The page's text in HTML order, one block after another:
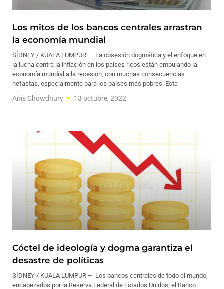
Los mitos de los bancos centrales arrastran
la economía mundial
SÍDNEY / KUALA LUMPUR – La obsesión dogmática y el enfoque en
la lucha contra la inflación en los países ricos están empujando la
economía mundial a la recesión, con muchas consecuencias
nefastas, especialmente para los países más pobres. Esta
Anis Chowdhury 13 octubre, 2022
Cóctel de ideología y dogma garantiza el
desastre de políticas
SÍDNEY / KUALA LUMPUR – Los bancos centrales de todo el mundo,
encabezados por la Reserva Federal de Estados Unidos, el Banco